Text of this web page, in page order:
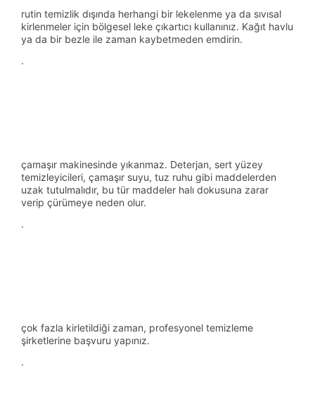
rutin temizlik dışında herhangi bir lekelenme ya da sıvısal
kirlenmeler için bölgesel leke çıkartıcı kullanınız. Kağıt havlu
ya da bir bezle ile zaman kaybetmeden emdirin.
·
çamaşır makinesinde yıkanmaz. Deterjan, sert yüzey
temizleyicileri, çamaşır suyu, tuz ruhu gibi maddelerden
uzak tutulmalıdır, bu tür maddeler halı dokusuna zarar
verip çürümeye neden olur.
·
çok fazla kirletildiği zaman, profesyonel temizleme
şirketlerine başvuru yapınız.
·